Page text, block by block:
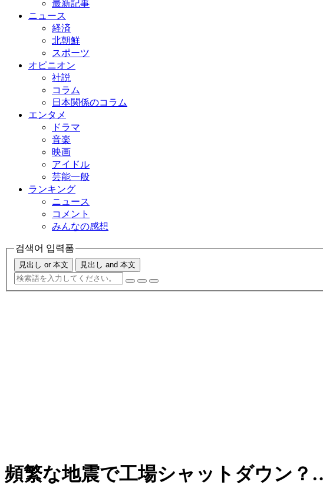
最新記事
ニュース
経済
北朝鮮
スポーツ
オピニオン
社説
コラム
日本関係のコラム
エンタメ
ドラマ
音楽
映画
アイドル
芸能一般
ランキング
ニュース
コメント
みんなの感想
검색어 입력폼
見出し or 本文 見出し and 本文
頻繁な地震で工場シャットダウン